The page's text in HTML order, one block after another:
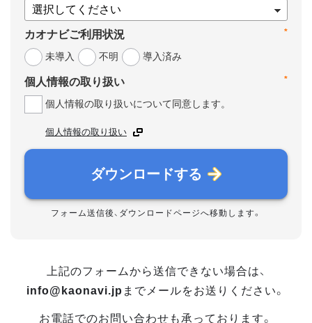
*
カオナビご利用状況
未導入
不明 導入済み
*
個人情報の取り扱い
個人情報の取り扱いについて同意します。
個人情報の取り扱い
ダウンロードする
フォーム送信後、ダウンロードページへ移動します。
上記のフォームから送信できない場合は、
info@kaonavi.jp までメールをお送りください。
お電話でのお問い合わせも承っております。